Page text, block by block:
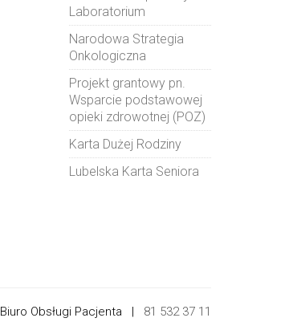
Laboratorium
Narodowa Strategia
Onkologiczna
Projekt grantowy pn.
Wsparcie podstawowej
opieki zdrowotnej (POZ)
Karta Dużej Rodziny
Lubelska Karta Seniora
Biuro Obsługi Pacjenta | 81 532 37 11